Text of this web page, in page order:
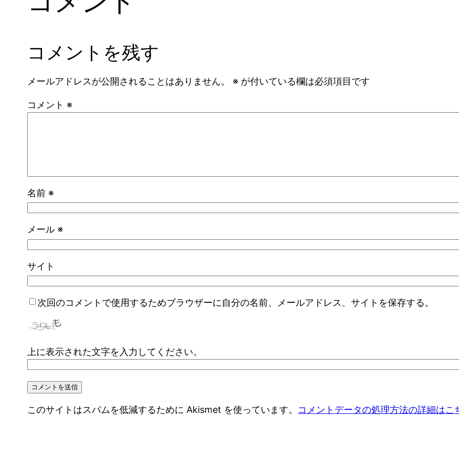
コメントを残す
メールアドレスが公開されることはありません。 ※ が付いている欄は必須項目です
コメント ※
名前 ※
メール ※
サイト
次回のコメントで使用するためブラウザーに自分の名前、メールアドレス、サイトを保存する。
上に表示された文字を入力してください。
このサイトはスパムを低減するために Akismet を使っています。 コメントデータの処理方法の詳細はこ